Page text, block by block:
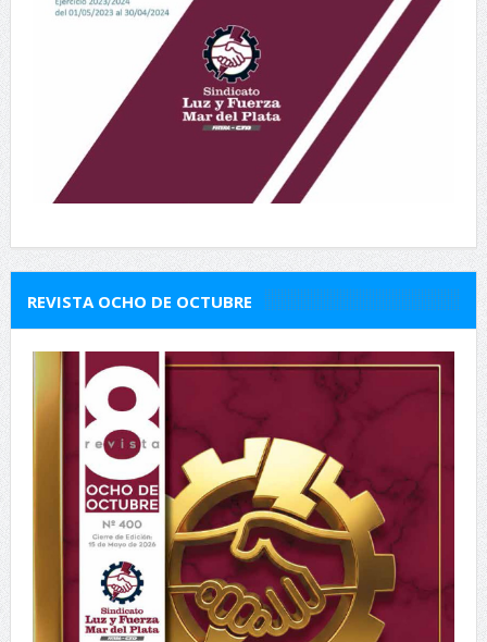
REVISTA OCHO DE OCTUBRE